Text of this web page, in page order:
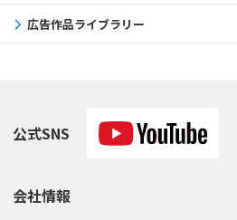
広告作品ライブラリー
公式SNS
会社情報